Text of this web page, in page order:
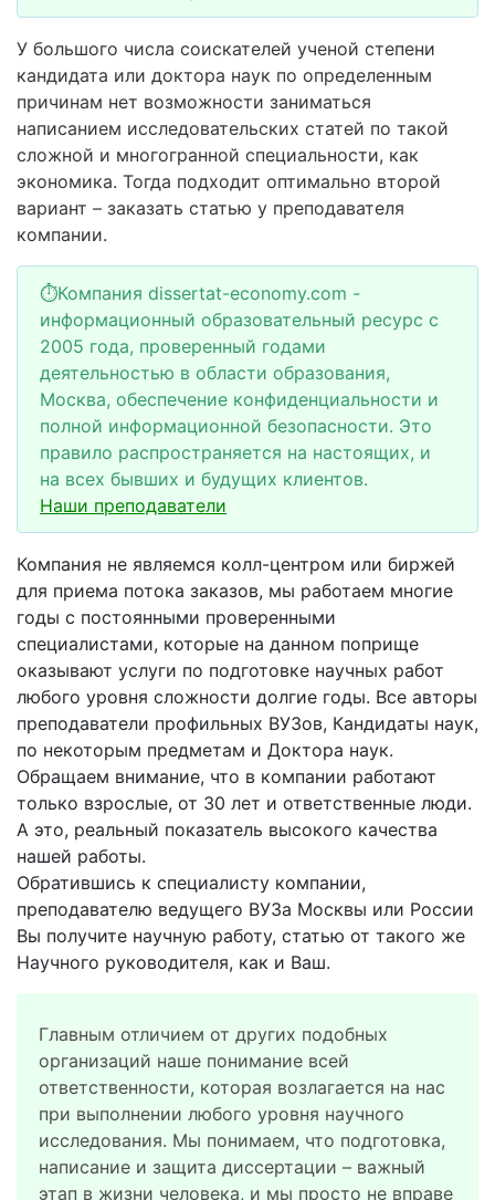
У большого числа соискателей ученой степени
кандидата или доктора наук по определенным
причинам нет возможности заниматься
написанием исследовательских статей по такой
сложной и многогранной специальности, как
экономика. Тогда подходит оптимально второй
вариант – заказать статью у преподавателя
компании.
⏱Компания dissertat-economy.com -
информационный образовательный ресурс с
2005 года, проверенный годами
деятельностью в области образования,
Москва, обеспечение конфиденциальности и
полной информационной безопасности. Это
правило распространяется на настоящих, и
на всех бывших и будущих клиентов.
Наши преподаватели
Компания не являемся колл-центром или биржей
для приема потока заказов, мы работаем многие
годы с постоянными проверенными
специалистами, которые на данном поприще
оказывают услуги по подготовке научных работ
любого уровня сложности долгие годы. Все авторы
преподаватели профильных ВУЗов, Кандидаты наук,
по некоторым предметам и Доктора наук.
Обращаем внимание, что в компании работают
только взрослые, от 30 лет и ответственные люди.
А это, реальный показатель высокого качества
нашей работы.
Обратившись к специалисту компании,
преподавателю ведущего ВУЗа Москвы или России
Вы получите научную работу, статью от такого же
Научного руководителя, как и Ваш.
Главным отличием от других подобных
организаций наше понимание всей
ответственности, которая возлагается на нас
при выполнении любого уровня научного
исследования. Мы понимаем, что подготовка,
написание и защита диссертации – важный
этап в жизни человека, и мы просто не вправе